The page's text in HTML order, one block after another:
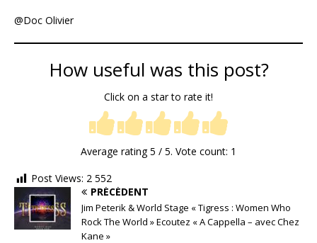
@Doc Olivier
How useful was this post?
Click on a star to rate it!
Average rating5 / 5. Vote count: 1
Post Views: 2 552
PRÉCÉDENT
Jim Peterik & World Stage « Tigress : Women Who
Rock The World » Ecoutez « A Cappella – avec Chez
Kane »